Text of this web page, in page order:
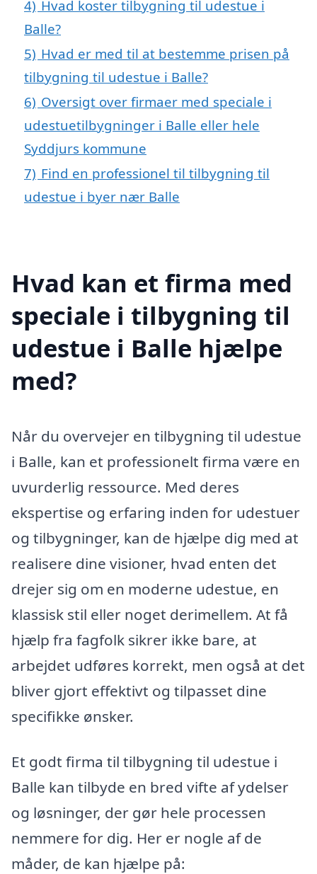
4) Hvad koster tilbygning til udestue i
Balle?
5) Hvad er med til at bestemme prisen på
tilbygning til udestue i Balle?
6) Oversigt over firmaer med speciale i
udestuetilbygninger i Balle eller hele
Syddjurs kommune
7) Find en professionel til tilbygning til
udestue i byer nær Balle
Hvad kan et firma med
speciale i tilbygning til
udestue i Balle hjælpe
med?
Når du overvejer en tilbygning til udestue
i Balle, kan et professionelt firma være en
uvurderlig ressource. Med deres
ekspertise og erfaring inden for udestuer
og tilbygninger, kan de hjælpe dig med at
realisere dine visioner, hvad enten det
drejer sig om en moderne udestue, en
klassisk stil eller noget derimellem. At få
hjælp fra fagfolk sikrer ikke bare, at
arbejdet udføres korrekt, men også at det
bliver gjort effektivt og tilpasset dine
specifikke ønsker.
Et godt firma til tilbygning til udestue i
Balle kan tilbyde en bred vifte af ydelser
og løsninger, der gør hele processen
nemmere for dig. Her er nogle af de
måder, de kan hjælpe på: